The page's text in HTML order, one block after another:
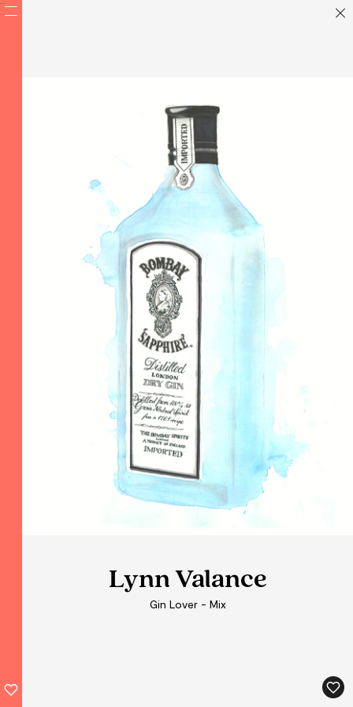
Lynn Valance
Gin Lover - Mix
Lynn Valance
Gin Lover - Mix
Lynn Valance
Gin Lover - Mix